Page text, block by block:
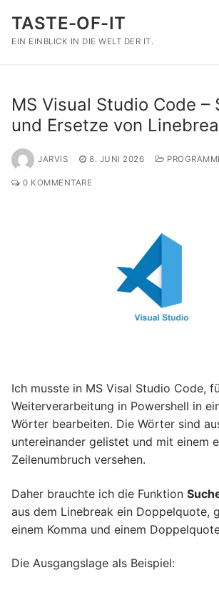
Inhalt
springen
TASTE-OF-IT
EIN EINBLICK IN DIE WELT DER IT.
MS Visual Studio Code –
und Ersetze von
JARVIS 8. JUNI 2026
0 KOMMENTARE
Ich musste in MS Visal Studio Code,
Weiterverarbeitung in Powershell in
Wörter bearbeiten. Die Wörter sind
untereinander gelistet und mit einem
Zeilenumbruch versehen.
Daher brauchte ich die Funktion
aus dem Linebreak ein Doppelquote,
einem Komma und einem
Die Ausgangslage als Beispiel: